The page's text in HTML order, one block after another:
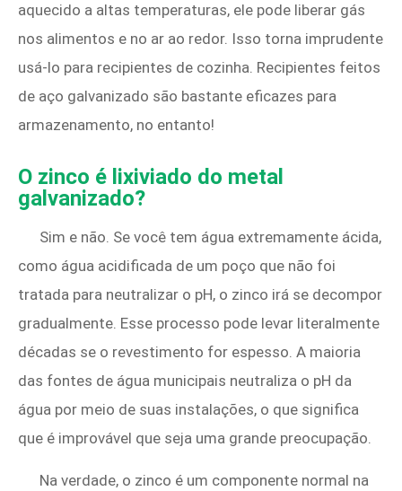
aquecido a altas temperaturas, ele pode liberar gás
nos alimentos e no ar ao redor. Isso torna imprudente
usá-lo para recipientes de cozinha. Recipientes feitos
de aço galvanizado são bastante eficazes para
armazenamento, no entanto!
O zinco é lixiviado do metal
galvanizado?
Sim e não. Se você tem água extremamente ácida,
como água acidificada de um poço que não foi
tratada para neutralizar o pH, o zinco irá se decompor
gradualmente. Esse processo pode levar literalmente
décadas se o revestimento for espesso. A maioria
das fontes de água municipais neutraliza o pH da
água por meio de suas instalações, o que significa
que é improvável que seja uma grande preocupação.
Na verdade, o zinco é um componente normal na